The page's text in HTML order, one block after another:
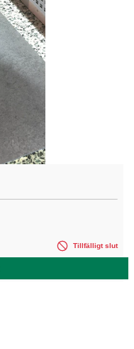
Tillfälligt slut